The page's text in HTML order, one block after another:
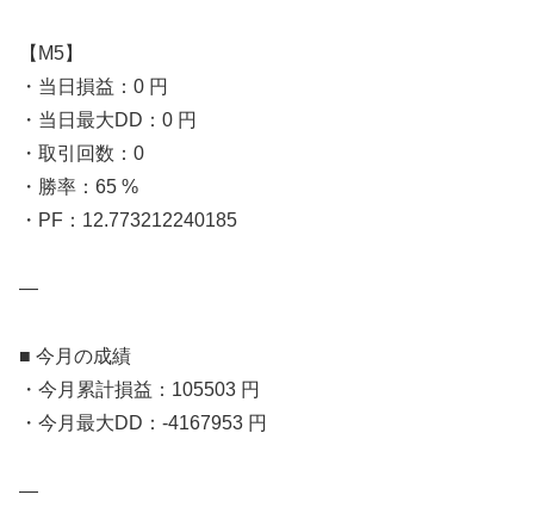
【M5】
・当日損益：0 円
・当日最大DD：0 円
・取引回数：0
・勝率：65 %
・PF：12.773212240185
—
■ 今月の成績
・今月累計損益：105503 円
・今月最大DD：-4167953 円
—